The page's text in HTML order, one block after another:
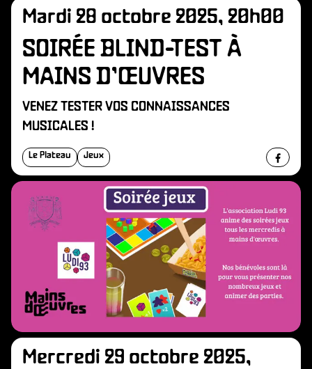
Mardi 28 octobre 2025, 20h00
SOIRÉE BLIND-TEST À
MAINS D’ŒUVRES
VENEZ TESTER VOS CONNAISSANCES
MUSICALES !
Le Plateau Jeux
Mercredi 29 octobre 2025,